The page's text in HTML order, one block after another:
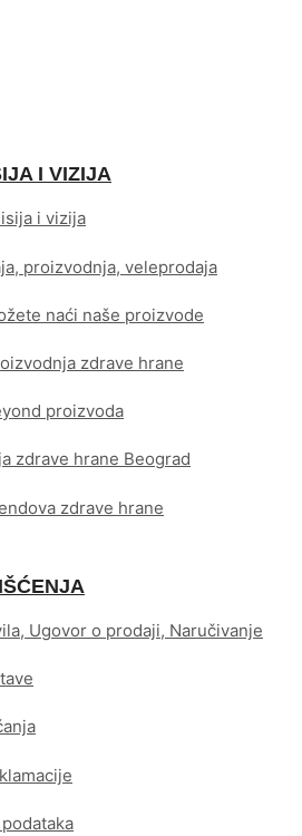
I VIZIJA
i vizija
proizvodnja, veleprodaja
naći naše proizvode
zdrave hrane
proizvoda
zdrave hrane Beograd
zdrave hrane
Ugovor o prodaji, Naručivanje